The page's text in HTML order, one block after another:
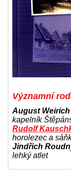
Významní
August Weirich
kapelník
Rudolf
horolezec a
Jindřich
lehký atlet